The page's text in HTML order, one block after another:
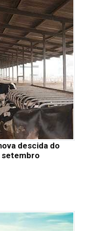
descida do
setembro